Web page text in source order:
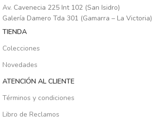
Av. Cavenecia 225 Int 102 (San Isidro)
Galería Damero Tda 301 (Gamarra – La Victoria)
TIENDA
Colecciones
Novedades
ATENCIÓN AL CLIENTE
Términos y condiciones
Libro de Reclamos